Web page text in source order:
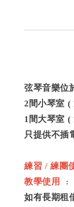
弦琴音樂位
2間小琴室 (
1間大琴室 (
只提供不插
練習 / 練團
教學使用 :
如有長期租